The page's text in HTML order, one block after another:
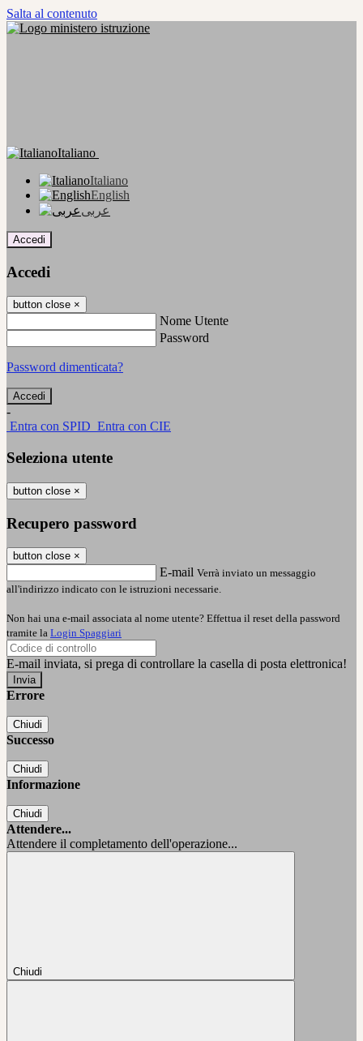
Salta al contenuto
Italiano
Italiano
English
عربى
Accedi
Accedi
button close ×
Nome Utente
Password
Password dimenticata?
-
Entra con SPID Entra con CIE
Seleziona utente
button close ×
Recupero password
button close ×
E-mail Verrà inviato un messaggio
all'indirizzo indicato con le istruzioni necessarie.
Non hai una e-mail associata al nome utente? Effettua il reset della password
tramite la Login Spaggiari
E-mail inviata, si prega di controllare la casella di posta elettronica!
Errore
Chiudi
Successo
Chiudi
Informazione
Chiudi
Attendere...
Attendere il completamento dell'operazione...
Chiudi